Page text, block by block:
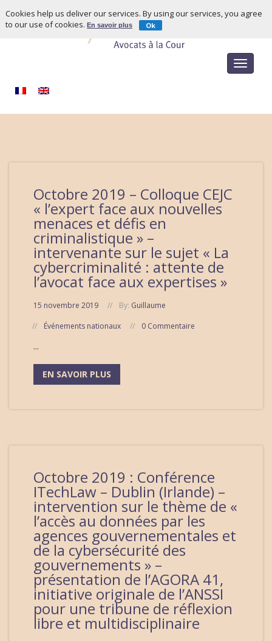
Toggle
Octobre 2019 – Colloque CEJC
« l’expert face aux nouvelles
menaces et défis en
criminalistique » –
intervenante sur le sujet « La
cybercriminalité : attente de
l’avocat face aux expertises »
15 novembre 2019 By: Guillaume
Événements nationaux
0 Commentaire
...
EN SAVOIR PLUS
Octobre 2019 : Conférence
ITechLaw – Dublin (Irlande) –
intervention sur le thème de «
l’accès au données par les
agences gouvernementales et
de la cybersécurité des
gouvernements » –
présentation de l’AGORA 41,
initiative originale de l’ANSSI
pour une tribune de réflexion
libre et multidisciplinaire
Cookies help us deliver our services. By using our services, you agree
to our use of cookies.En savoir plus Ok